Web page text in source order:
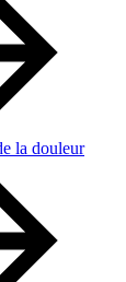
la douleur